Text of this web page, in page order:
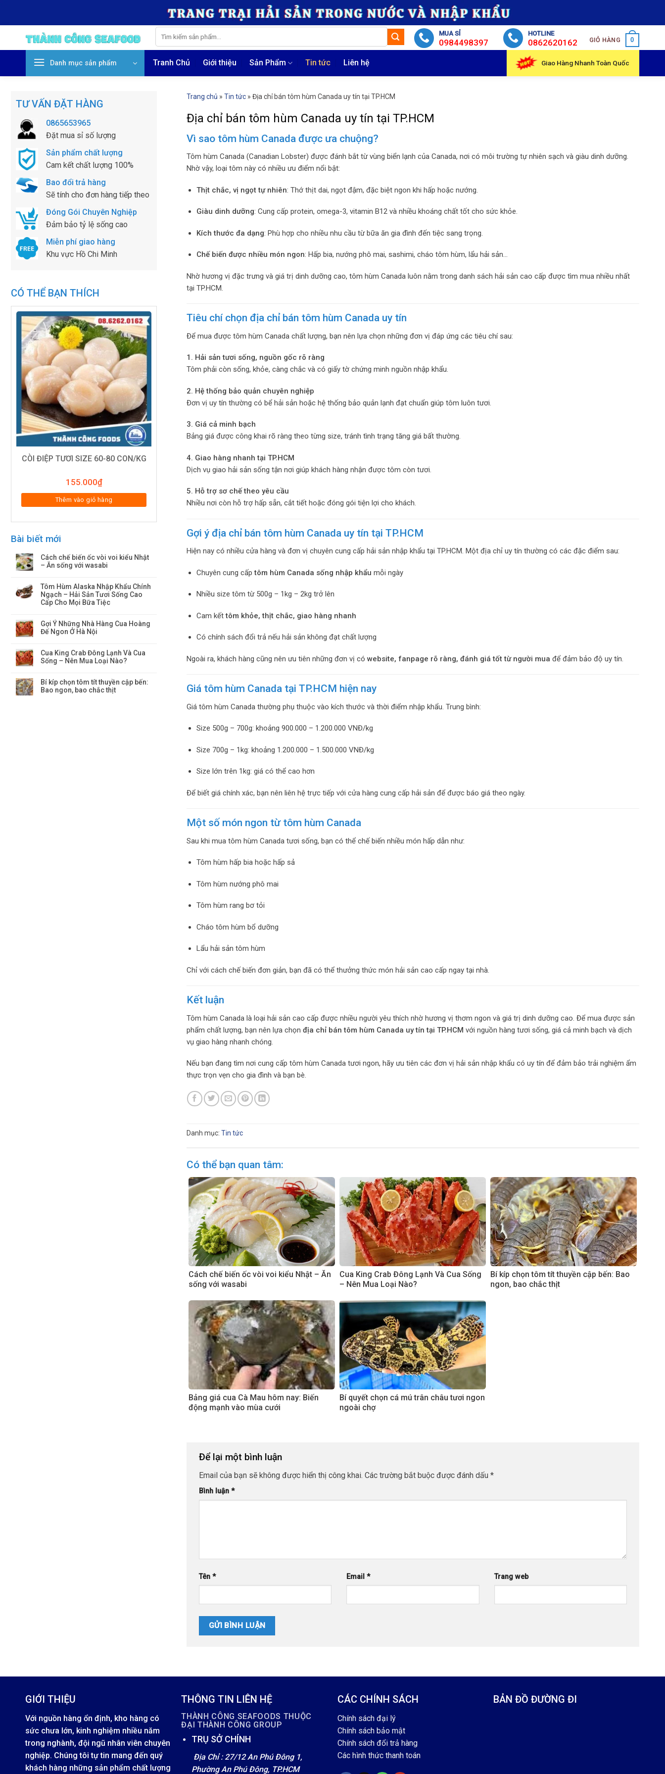
kiếm:
MUA SỈ
0984498397
HOTLINE
0862620162 GIỎ HÀNG 0
Danh mục sản phẩm Tranh Chủ Giới thiệu Sản Phẩm Tin tức Liên hệ Giao Hàng Nhanh Toàn Quốc
TƯ VẤN ĐẶT HÀNG
0865653965
Đặt mua sỉ số lượng
Sản phẩm chất lượng
Cam kết chất lượng 100%
Bao đổi trả hàng
Sẽ tính cho đơn hàng tiếp theo
Đóng Gói Chuyên Nghiệp
Đảm bảo tỷ lệ sống cao
Miễn phí giao hàng
Khu vực Hồ Chi Minh
CÓ THỂ BẠN THÍCH
CÒI ĐIỆP TƯƠI SIZE 60-80 CON/KG
155.000₫
Thêm vào giỏ hàng
Bài biết mới
Cách chế biến ốc vòi voi kiểu Nhật
– Ăn sống với wasabi
Tôm Hùm Alaska Nhập Khẩu Chính
Ngạch – Hải Sản Tươi Sống Cao
Cấp Cho Mọi Bữa Tiệc
Gợi Ý Những Nhà Hàng Cua Hoàng
Đế Ngon Ở Hà Nội
Cua King Crab Đông Lạnh Và Cua
Sống – Nên Mua Loại Nào?
Bí kíp chọn tôm tít thuyền cập bến:
Bao ngon, bao chắc thịt
Trang chủ » Tin tức » Địa chỉ bán tôm hùm Canada uy tín tại TP.HCM
Địa chỉ bán tôm hùm Canada uy tín tại TP.HCM
Vì sao tôm hùm Canada được ưa chuộng?
Tôm hùm Canada (Canadian Lobster) được đánh bắt từ vùng biển lạnh của Canada, nơi có môi trường tự nhiên sạch và giàu dinh dưỡng.
Nhờ vậy, loại tôm này có nhiều ưu điểm nổi bật:
Thịt chắc, vị ngọt tự nhiên: Thớ thịt dai, ngọt đậm, đặc biệt ngon khi hấp hoặc nướng.
Giàu dinh dưỡng: Cung cấp protein, omega-3, vitamin B12 và nhiều khoáng chất tốt cho sức khỏe.
Kích thước đa dạng: Phù hợp cho nhiều nhu cầu từ bữa ăn gia đình đến tiệc sang trọng.
Chế biến được nhiều món ngon: Hấp bia, nướng phô mai, sashimi, cháo tôm hùm, lẩu hải sản…
Nhờ hương vị đặc trưng và giá trị dinh dưỡng cao, tôm hùm Canada luôn nằm trong danh sách hải sản cao cấp được tìm mua nhiều nhất
tại TP.HCM.
Tiêu chí chọn địa chỉ bán tôm hùm Canada uy tín
Để mua được tôm hùm Canada chất lượng, bạn nên lựa chọn những đơn vị đáp ứng các tiêu chí sau:
1. Hải sản tươi sống, nguồn gốc rõ ràng
Tôm phải còn sống, khỏe, càng chắc và có giấy tờ chứng minh nguồn nhập khẩu.
2. Hệ thống bảo quản chuyên nghiệp
Đơn vị uy tín thường có bể hải sản hoặc hệ thống bảo quản lạnh đạt chuẩn giúp tôm luôn tươi.
3. Giá cả minh bạch
Bảng giá được công khai rõ ràng theo từng size, tránh tình trạng tăng giá bất thường.
4. Giao hàng nhanh tại TP.HCM
Dịch vụ giao hải sản sống tận nơi giúp khách hàng nhận được tôm còn tươi.
5. Hỗ trợ sơ chế theo yêu cầu
Nhiều nơi còn hỗ trợ hấp sẵn, cắt tiết hoặc đóng gói tiện lợi cho khách.
Gợi ý địa chỉ bán tôm hùm Canada uy tín tại TP.HCM
Hiện nay có nhiều cửa hàng và đơn vị chuyên cung cấp hải sản nhập khẩu tại TP.HCM. Một địa chỉ uy tín thường có các đặc điểm sau:
Chuyên cung cấptôm hùm Canada sống nhập khẩu mỗi ngày
Nhiều size tôm từ 500g – 1kg – 2kg trở lên
Cam kếttôm khỏe, thịt chắc, giao hàng nhanh
Có chính sách đổi trả nếu hải sản không đạt chất lượng
Ngoài ra, khách hàng cũng nên ưu tiên những đơn vị có website, fanpage rõ ràng, đánh giá tốt từ người mua để đảm bảo độ uy tín.
Giá tôm hùm Canada tại TP.HCM hiện nay
Giá tôm hùm Canada thường phụ thuộc vào kích thước và thời điểm nhập khẩu. Trung bình:
Size 500g – 700g: khoảng 900.000 – 1.200.000 VNĐ/kg
Size 700g – 1kg: khoảng 1.200.000 – 1.500.000 VNĐ/kg
Size lớn trên 1kg: giá có thể cao hơn
Để biết giá chính xác, bạn nên liên hệ trực tiếp với cửa hàng cung cấp hải sản để được báo giá theo ngày.
Một số món ngon từ tôm hùm Canada
Sau khi mua tôm hùm Canada tươi sống, bạn có thể chế biến nhiều món hấp dẫn như:
Tôm hùm hấp bia hoặc hấp sả
Tôm hùm nướng phô mai
Tôm hùm rang bơ tỏi
Cháo tôm hùm bổ dưỡng
Lẩu hải sản tôm hùm
Chỉ với cách chế biến đơn giản, bạn đã có thể thưởng thức món hải sản cao cấp ngay tại nhà.
Kết luận
Tôm hùm Canada là loại hải sản cao cấp được nhiều người yêu thích nhờ hương vị thơm ngon và giá trị dinh dưỡng cao. Để mua được sản
phẩm chất lượng, bạn nên lựa chọn địa chỉ bán tôm hùm Canada uy tín tại TP.HCM với nguồn hàng tươi sống, giá cả minh bạch và dịch
vụ giao hàng nhanh chóng.
Nếu bạn đang tìm nơi cung cấp tôm hùm Canada tươi ngon, hãy ưu tiên các đơn vị hải sản nhập khẩu có uy tín để đảm bảo trải nghiệm ẩm
thực trọn vẹn cho gia đình và bạn bè.
Danh mục: Tin tức
Có thể bạn quan tâm:
Cách chế biến ốc vòi voi kiểu Nhật – Ăn
sống với wasabi
Cua King Crab Đông Lạnh Và Cua Sống
– Nên Mua Loại Nào?
Bí kíp chọn tôm tít thuyền cập bến: Bao
ngon, bao chắc thịt
Bảng giá cua Cà Mau hôm nay: Biến
động mạnh vào mùa cưới
Bí quyết chọn cá mú trân châu tươi ngon
ngoài chợ
Để lại một bình luận
Email của bạn sẽ không được hiển thị công khai. Các trường bắt buộc được đánh dấu *
Bình luận *
Tên * Email* Trang web
GIỚI THIỆU
Với nguồn hàng ổn định, kho hàng có
sức chưa lớn, kinh nghiệm nhiều năm
trong nghành, đội ngũ nhân viên chuyên
nghiệp. Chúng tôi tự tin mang đến quý
khách hàng những sản phẩm chất lượng
THÔNG TIN LIÊN HỆ
THÀNH CÔNG SEAFOODS THUỘC
ĐẠI THÀNH CÔNG GROUP
TRỤ SỞ CHÍNH
Địa Chỉ : 27/12 An Phú Đông 1,
Phường An Phú Đông, TP.HCM
CÁC CHÍNH SÁCH
Chính sách đại lý
Chính sách bảo mật
Chính sách đổi trả hàng
Các hình thức thanh toán
BẢN ĐỒ ĐƯỜNG ĐI